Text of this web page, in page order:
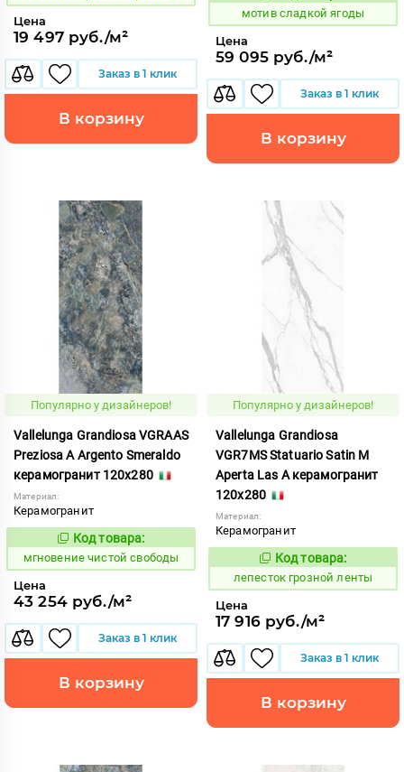
Цена
19 497 руб./м²
Заказ в 1 клик
В корзину
мотив сладкой ягоды
Цена
59 095 руб./м²
Заказ в 1 клик
В корзину
Популярно у дизайнеров!
Vallelunga Grandiosa VGRAAS
Preziosa A Argento Smeraldo
керамогранит 120x280
Материал:
Керамогранит
952085
Код товара:
мгновение чистой свободы
Цена
43 254 руб./м²
Заказ в 1 клик
В корзину
Популярно у дизайнеров!
Vallelunga Grandiosa
VGR7MS Statuario Satin M
Aperta Las A керамогранит
120x280
Материал:
Керамогранит
862168
Код товара:
лепесток грозной ленты
Цена
17 916 руб./м²
Заказ в 1 клик
В корзину